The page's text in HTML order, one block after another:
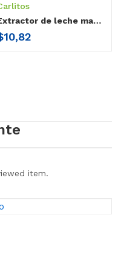
Extractor de leche manual Carlitos / Biberón 6oz
10,82
item.